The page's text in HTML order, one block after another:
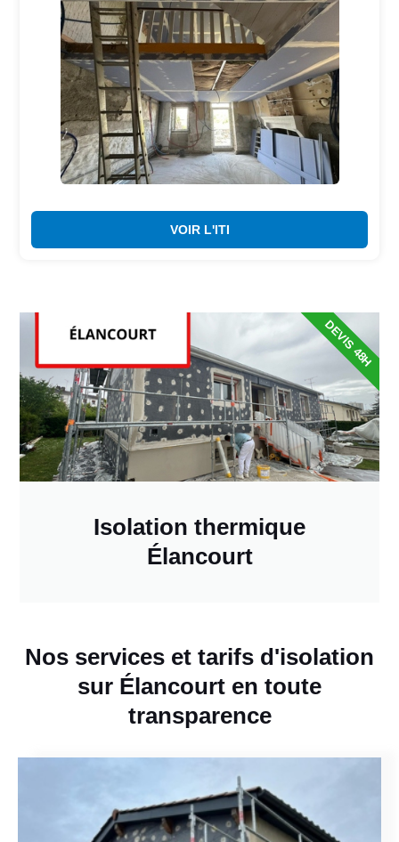
VOIR L'ITI
Isolation thermique
Élancourt
DEVIS 48H
Nos services et tarifs d'isolation
sur Élancourt en toute
transparence